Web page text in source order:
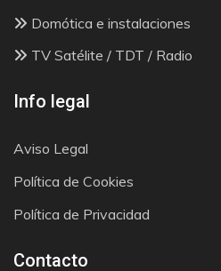
Domótica e instalaciones
TV Satélite / TDT / Radio
Info legal
Aviso Legal
Política de Cookies
Política de Privacidad
Contacto